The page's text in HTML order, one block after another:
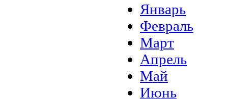
Январь
Февраль
Март
Апрель
Май
Июнь